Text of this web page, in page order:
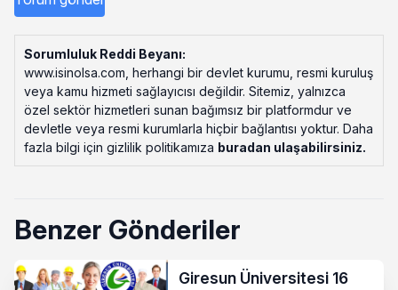
Sorumluluk Reddi Beyanı:
www.isinolsa.com, herhangi bir devlet kurumu, resmi kuruluş
veya kamu hizmeti sağlayıcısı değildir. Sitemiz, yalnızca
özel sektör hizmetleri sunan bağımsız bir platformdur ve
devletle veya resmi kurumlarla hiçbir bağlantısı yoktur. Daha
fazla bilgi için gizlilik politikamıza buradan ulaşabilirsiniz.
Benzer Gönderiler
Giresun Üniversitesi 16